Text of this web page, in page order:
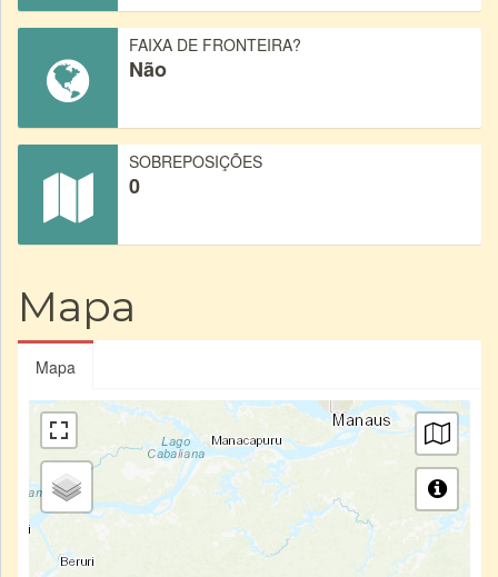
FAIXA DE FRONTEIRA?
Não
SOBREPOSIÇÕES
0
Mapa
Mapa